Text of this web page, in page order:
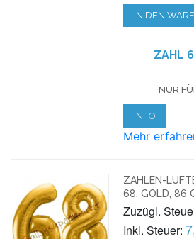
IN DEN
ZAHL
NUR
INFO
Mehr
ZAHLEN-
68, GOLD, 86
Zuzügl.
Inkl. Steuer: